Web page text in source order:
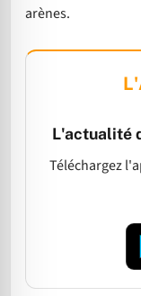
arènes.
L'actualité
Téléchargez